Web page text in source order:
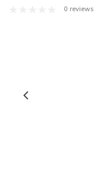
0 reviews